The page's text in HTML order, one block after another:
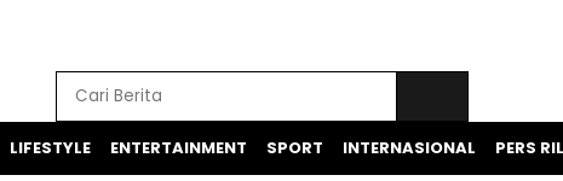
LIFESTYLE ENTERTAINMENT SPORT INTERNASIONAL PERS